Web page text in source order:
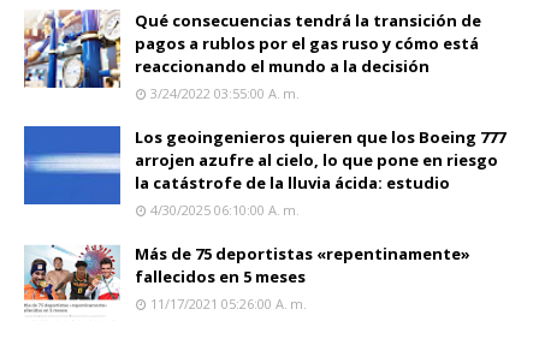
Qué consecuencias tendrá la transición de
pagos a rublos por el gas ruso y cómo está
reaccionando el mundo a la decisión
3/24/2022 03:55:00 A. M.
Los geoingenieros quieren que los Boeing 777
arrojen azufre al cielo, lo que pone en riesgo
la catástrofe de la lluvia ácida: estudio
4/30/2025 06:10:00 A. M.
Más de 75 deportistas «repentinamente»
fallecidos en 5 meses
11/17/2021 05:26:00 A. M.